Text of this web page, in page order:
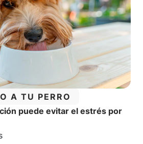
A TU PERRO
puede evitar el estrés por
lectura: